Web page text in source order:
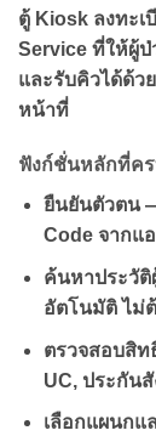
ตู้ Kiosk ลงทะเ
Service ที่ให้ผู้
และรับคิวได้ด้ว
หน้าที่
ฟังก์ชั่นหลักที่คร
ยืนยันตัวตน
Code จากแ
ค้นหาประวัติ
อัตโนมัติ ไม่
ตรวจสอบสิ
UC, ประกัน
เลือกแผนกแ